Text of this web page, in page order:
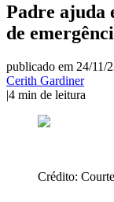
Padre ajuda
de
publicado em 24/11/
Cerith Gardiner
|4 min de leitura
Crédito: